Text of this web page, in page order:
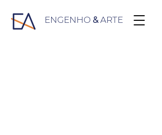
ENGENHO &ARTE